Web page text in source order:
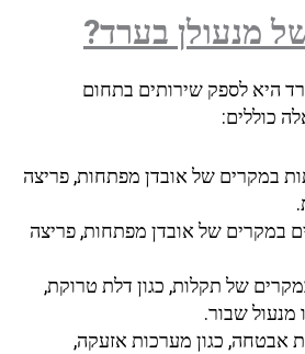
מנעולן בערד?
היא לספק שירותים בתחום
כוללים:
במקרים של אובדן מפתחות, פריצה
במקרים של אובדן מפתחות, פריצה
של תקלות, כגון דלת טרוקת,
מנעול שבור.
אבטחה, כגון מערכות אזעקה,